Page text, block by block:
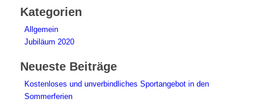
Kategorien
Allgemein
Jubiläum 2020
Neueste Beiträge
Kostenloses und unverbindliches Sportangebot in den
Sommerferien